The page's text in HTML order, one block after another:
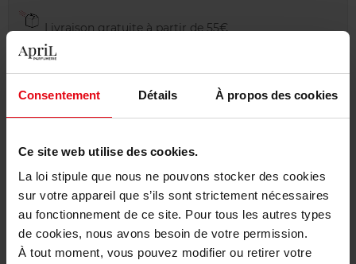
Consentement Détails À propos des cookies
Ce site web utilise des cookies.
La loi stipule que nous ne pouvons stocker des cookies
sur votre appareil que s’ils sont strictement nécessaires
au fonctionnement de ce site. Pour tous les autres types
de cookies, nous avons besoin de votre permission.
À tout moment, vous pouvez modifier ou retirer votre
Livraison gratuite à partir de 55€
Retour gratuit dans votre magasin
Description
Caractéristiques